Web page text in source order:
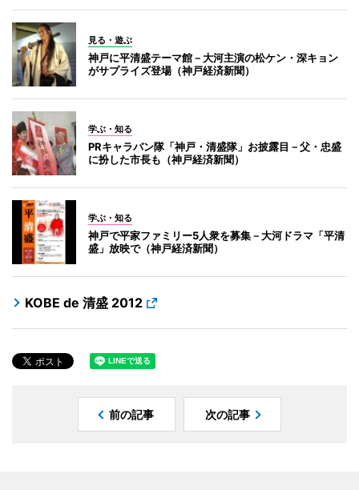
見る・遊ぶ
神戸に平清盛テーマ館－大河主演の松ケン・深キョン
がサプライズ登場（神戸経済新聞）
学ぶ・知る
PRキャラバン隊「神戸・清盛隊」お披露目－父・忠盛
に扮した市長も（神戸経済新聞）
学ぶ・知る
神戸で平家ファミリー5人衆を募集－大河ドラマ「平清
盛」放映で（神戸経済新聞）
KOBE de 清盛 2012
前の記事 次の記事